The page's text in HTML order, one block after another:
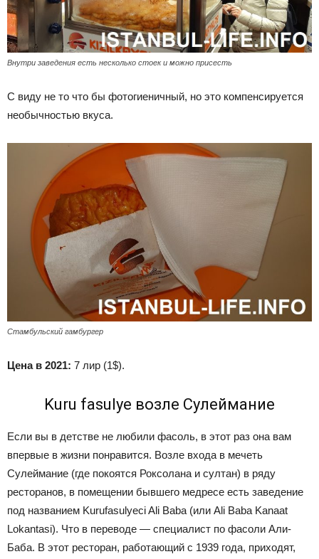
Внутри заведения есть несколько стоек и можно присесть
С виду не то что бы фотогиеничный, но это компенсируется
необычностью вкуса.
Стамбульский гамбургер
Цена в 2021: 7 лир (1$).
Kuru fasulye возле Сулеймание
Если вы в детстве не любили фасоль, в этот раз она вам
впервые в жизни понравится. Возле входа в мечеть
Сулеймание (где покоятся Роксолана и султан) в ряду
ресторанов, в помещении бывшего медресе есть заведение
под названием Kurufasulyeci Ali Baba (или Ali Baba Kanaat
Lokantasi). Что в переводе — специалист по фасоли Али-
Баба. В этот ресторан, работающий с 1939 года, приходят,